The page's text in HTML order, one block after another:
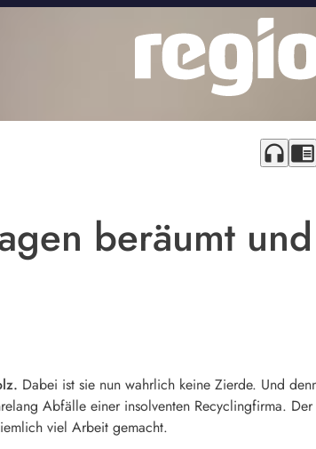
headphones chrome_reader_mode
beräumt und
Dabei ist sie nun wahrlich keine Zierde. Und
Abfälle einer insolventen Recyclingfirma. Der
viel Arbeit gemacht.